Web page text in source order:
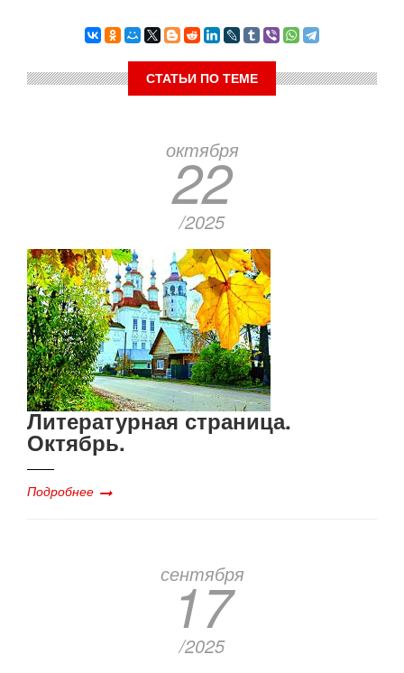
СТАТЬИ ПО ТЕМЕ
октября
22
/2025
Литературная страница.
Октябрь.
Подробнее
сентября
17
/2025